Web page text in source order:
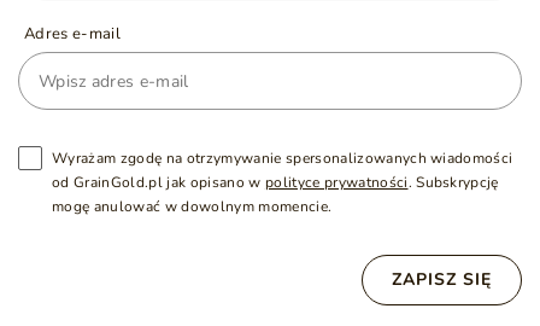
Adres e-mail
Wyrażam zgodę na otrzymywanie spersonalizowanych wiadomości
od GrainGold.pl jak opisano w polityce prywatności. Subskrypcję
mogę anulować w dowolnym momencie.
ZAPISZ SIĘ